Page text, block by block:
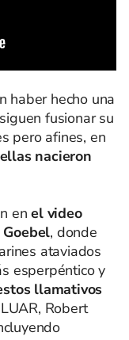
haber hecho una
fusionar su
pero afines, en
ellas nacieron
en el video
, donde
ataviados
esperpéntico y
llamativos
Robert